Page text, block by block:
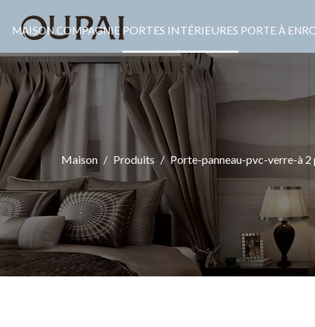
MAISON COMPAGNIE PORTES INTÉRIEURES PORTE À
Maison / Produits / Porte-panneau-pvc-verre-à 2